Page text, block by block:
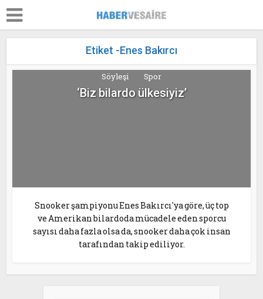
Etiket -Enes Bakırcı
Söyleşi Spor
‘Biz bilardo ülkesiyiz’
Snooker şampiyonu Enes Bakırcı'ya göre, üç top
ve Amerikan bilardoda mücadele eden sporcu
sayısı daha fazla olsa da, snooker daha çok insan
tarafından takip ediliyor.